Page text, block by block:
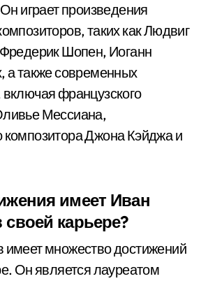
играет произведения
таких как Людвиг
Шопен, Иоганн
а также современных
французского
Мессиана,
композитора Джона Кэйджа и
имеет Иван
карьере?
имеет множество достижений
Он является лауреатом